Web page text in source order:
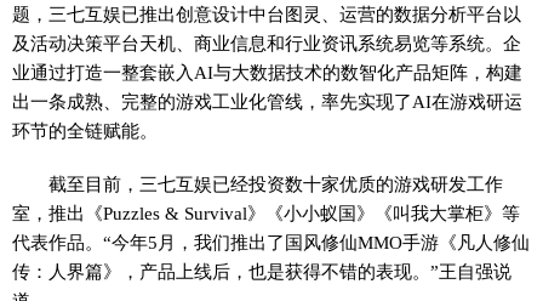
题，三七互娱已推出创意设计中台图灵、运营的数据分析平台以
及活动决策平台天机、商业信息和行业资讯系统易览等系统。企
业通过打造一整套嵌入AI与大数据技术的数智化产品矩阵，构建
出一条成熟、完整的游戏工业化管线，率先实现了AI在游戏研运
环节的全链赋能。
截至目前，三七互娱已经投资数十家优质的游戏研发工作
室，推出《Puzzles & Survival》《小小蚁国》《叫我大掌柜》等
代表作品。“今年5月，我们推出了国风修仙MMO手游《凡人修仙
传：人界篇》，产品上线后，也是获得不错的表现。”王自强说